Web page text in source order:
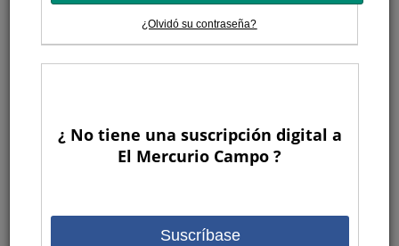
138
70,37
¿Olvidó su contraseña?
¿ No tiene una suscripción digital a
El Mercurio Campo ?
Suscríbase